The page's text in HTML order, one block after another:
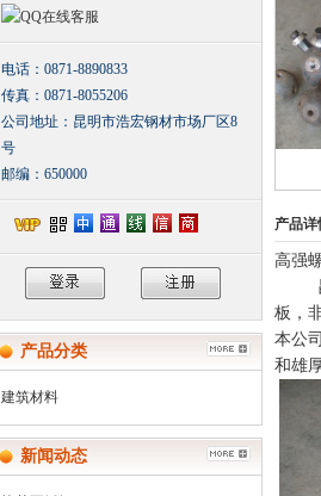
在线客服
电话：0871-8890833
传真：0871-8055206
公司地址：昆明市浩宏钢材市场厂区8
号
邮编：650000
产品分类
建筑材料
新闻动态
产品详
高强
昆
板，
本公
和雄